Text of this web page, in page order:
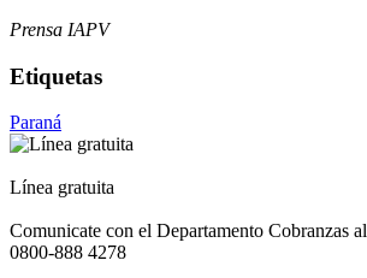
Prensa IAPV
Etiquetas
Paraná
Línea gratuita
Comunicate con el Departamento Cobranzas al
0800-888 4278